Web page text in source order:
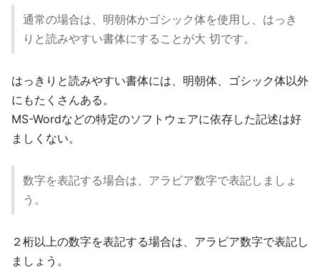
通常の場合は、明朝体かゴシック体を使用し、はっき
りと読みやすい書体にすることが大 切です。
はっきりと読みやすい書体には、明朝体、ゴシック体以外
にもたくさんある。
MS-Wordなどの特定のソフトウェアに依存した記述は好
ましくない。
数字を表記する場合は、アラビア数字で表記しましょ
う。
２桁以上の数字を表記する場合は、アラビア数字で表記し
ましょう。